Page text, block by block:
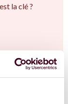
la clé ?